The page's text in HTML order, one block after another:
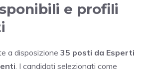
e profili
a disposizione 35 posti da Esperti
. I candidati selezionati come